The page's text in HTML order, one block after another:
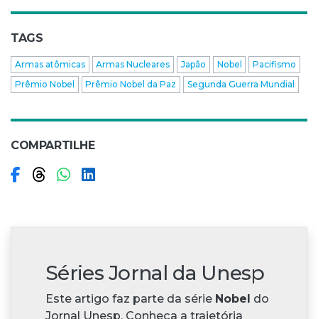
TAGS
Armas atômicas Armas Nucleares Japão Nobel
Pacifismo
Prêmio Nobel
Prêmio Nobel da Paz Segunda Guerra Mundial
COMPARTILHE
Compartilhar no Facebook
Compartilhar no Threads
Compartilhar no WhatsApp
Compartilhar no LinkedIn
Séries Jornal da Unesp
Este artigo faz parte da série Nobel do
Jornal Unesp. Conheça a trajetória